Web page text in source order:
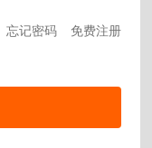
忘记密码 免费注册